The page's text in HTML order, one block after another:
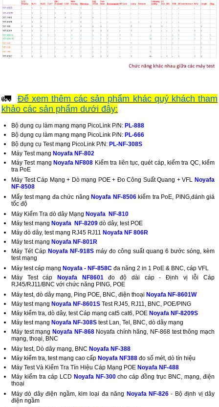
🚛
Để xem thêm các sản phẩm khác quý khách tham
khảo các sản phẩm dưới đây:
Bộ dụng cụ làm mạng mạng PicoLink P/N: PL-888
Bộ dụng cụ làm mạng mạng PicoLink P/N: PL-666
Bộ dụng cụ Test mạng PicoLink P/N: PL-NF-308S
Máy Test mạng Noyafa NF-802
Máy Test mạng Noyafa NF808 Kiểm tra liên tục, quét cáp, kiểm tra QC, kiểm
tra PoE
Máy Test Cáp Mạng + Dò mạng POE + Đo Công Suất Quang + VFL Noyafa
NF-8508
Mấy test mạng đa chức năng Noyafa NF-8506kiểm tra PoE, PING,đánh giá
tốc độ
Máy Kiểm Tra dò dây Mạng Noyafa NF-810
Máy test mạng Noyafa NF-8209 dò dây, test POE
Máy dò dây, test mạng RJ45 RJ11 Noyafa NF 806R
Máy test mạng Noyafa NF-801R
Máy Tét Cáp Noyafa NF-918S máy đo công suất quang 6 bước sóng, kèm
test mạng
Máy test cáp mạng Noyafa - NF-858C đa năng 2 in 1 PoE & BNC, cáp VFL
Máy Test cáp
Noyafa NF8601đo độ dài cáp - Định vị lỗi Cáp
RJ45/RJ11/BNC với chức năng PING, POE
Máy test, dò dây mạng, Ping POE, BNC, điện thoại Noyafa NF-8601W
Máy test mạng Noyafa NF-8601S Test RJ45, RJ11, BNC, POE/PING
Máy kiểm tra, dò dây, test Cáp mạng cat5 cat6, POE Noyafa NF-8209S
Máy test mạng Noyafa NF-308S test Lan, Tel, BNC, dò dây mạng
Máy test mạng Noyafa NF-868Noyafa chính hãng, NF-868 test thông mạch
mạng, thoại, BNC
Máy test, Dò dây mạng, BNC Noyafa NF-388
Máy kiểm tra, test mạng cao cấp Noyafa NF388 đo số mét, dò tín hiệu
Máy Test Và Kiểm Tra Tín Hiệu Cáp Mạng POE Noyafa NF-488
Máy kiểm tra cáp LCD Noyafa NF-300cho cáp đồng trục BNC, mạng, điện
thoại
Máy dò dây điện ngầm, kim loại đa năng Noyafa NF-826 - Bộ định vị dây
điện ngầm